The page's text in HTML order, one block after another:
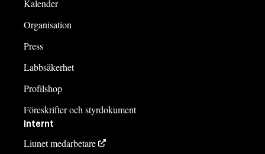
Kalender
Organisation
Press
Labbsäkerhet
Profilshop
Föreskrifter och styrdokument
Internt
Liunet medarbetare